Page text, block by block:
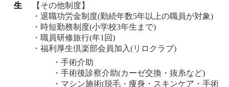
生
【その他制度】
・退職功労金制度(勤続年数5年以上の職員が対象)
・時短勤務制度(小学校3年生まで)
・職員研修旅行(年1回)
・福利厚生倶楽部会員加入(リロクラブ)
・手術介助
・手術後診察介助(カーゼ交換・抜糸など)
・マシン施術(脱毛・痩身・スキンケア・手術